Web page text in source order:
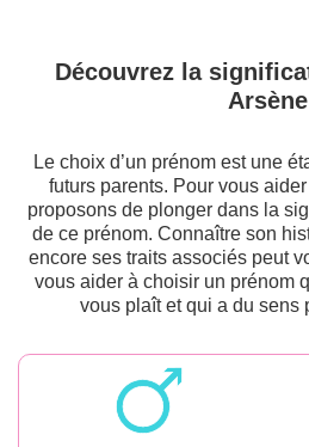
Découvrez la
Arsène
Le choix d’un prénom est une
futurs parents. Pour vous
proposons de plonger dans la
de ce prénom. Connaître son
encore ses traits associés peut
vous aider à choisir un prénom
vous plaît et qui a du sens